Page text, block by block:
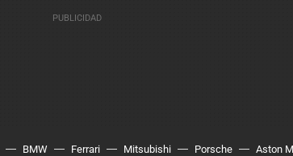
BMW Ferrari Mitsubishi Porsche Aston